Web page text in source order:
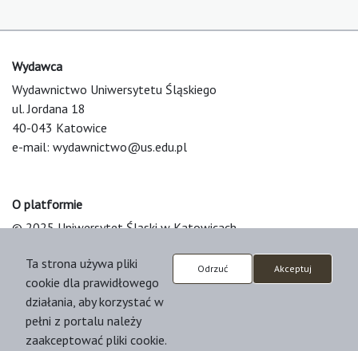
Wydawca
Wydawnictwo Uniwersytetu Śląskiego
ul. Jordana 18
40-043 Katowice
e-mail: wydawnictwo@us.edu.pl
O platformie
© 2025 Uniwersytet Śląski w Katowicach
Platform & Workflow by OJS/PKP
Ta strona używa pliki
cookie dla prawidłowego
działania, aby korzystać w
pełni z portalu należy
zaakceptować pliki cookie.
Odrzuć Akceptuj